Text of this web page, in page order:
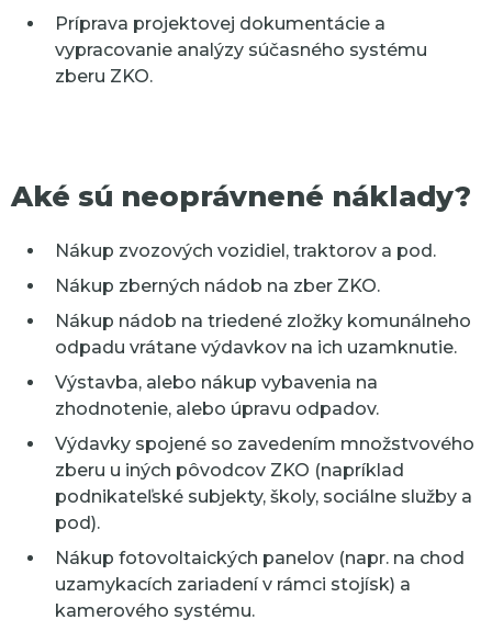
Príprava projektovej dokumentácie a
vypracovanie analýzy súčasného systému
zberu ZKO.
Aké sú neoprávnené náklady?
Nákup zvozových vozidiel, traktorov a pod.
Nákup zberných nádob na zber ZKO.
Nákup nádob na triedené zložky komunálneho
odpadu vrátane výdavkov na ich uzamknutie.
Výstavba, alebo nákup vybavenia na
zhodnotenie, alebo úpravu odpadov.
Výdavky spojené so zavedením množstvového
zberu u iných pôvodcov ZKO (napríklad
podnikateľské subjekty, školy, sociálne služby a
pod).
Nákup fotovoltaických panelov (napr. na chod
uzamykacích zariadení v rámci stojísk) a
kamerového systému.